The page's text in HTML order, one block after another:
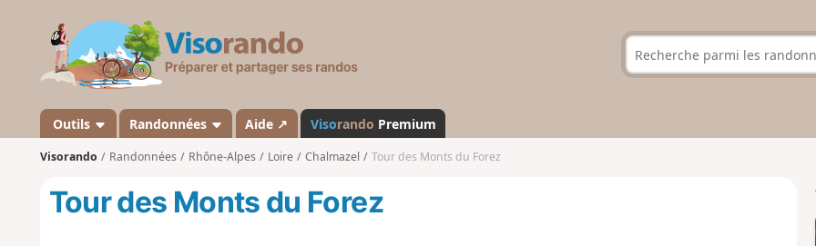
s
a
n
d
Outils Randonnées Aide ↗ Visorando Premium
Visorando Randonnées Rhône-Alpes Loire Chalmazel Tour des Monts du Forez
Tour des Monts du Forez